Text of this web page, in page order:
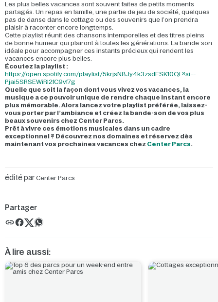
Les plus belles vacances sont souvent faites de petits moments
partagés. Un repas en famille, une partie de jeu de société, quelques
pas de danse dans le cottage ou des souvenirs que l’on prendra
plaisir à raconter encore longtemps.
Cette playlist réunit des chansons intemporelles et des titres pleins
de bonne humeur qui plairont à toutes les générations. La bande-son
idéale pour accompagner ces instants précieux qui rendent les
vacances encore plus belles.
Écoutez la playlist :
https://open.spotify.com/playlist/5krjsN8Jy4k3zsdESK10QL?si=-
Pjai5SRSEWiRI2fC9vf7g
Quelle que soit la façon dont vous vivez vos vacances, la
musique a ce pouvoir unique de rendre chaque instant encore
plus mémorable. Alors lancez votre playlist préférée, laissez-
vous porter par l’ambiance et créez la bande-son de vos plus
beaux souvenirs chez Center Parcs.
Prêt à vivre ces émotions musicales dans un cadre
exceptionnel ? Découvrez nos domaines et réservez dès
maintenant vos prochaines vacances chez Center Parcs.
édité parCenter Parcs
Partager
À lire aussi: